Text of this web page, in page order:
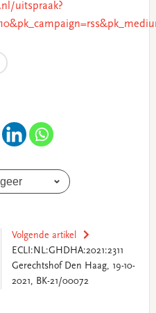
uitspraak?
Volgende artikel
ECLI:NL:GHDHA:2021:2311
Gerechtshof Den Haag, 19-10-
2021, BK-21/00072